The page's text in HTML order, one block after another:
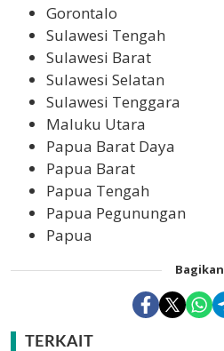
Gorontalo
Sulawesi Tengah
Sulawesi Barat
Sulawesi Selatan
Sulawesi Tenggara
Maluku Utara
Papua Barat Daya
Papua Barat
Papua Tengah
Papua Pegunungan
Papua
Bagikan
TERKAIT